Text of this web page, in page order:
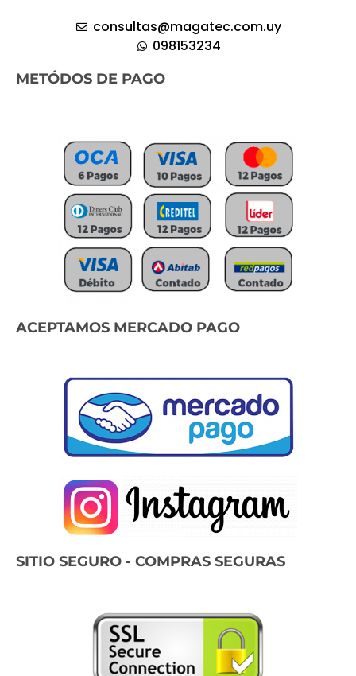
consultas@magatec.com.uy
098153234
METÓDOS DE PAGO
ACEPTAMOS MERCADO PAGO
SITIO SEGURO - COMPRAS SEGURAS